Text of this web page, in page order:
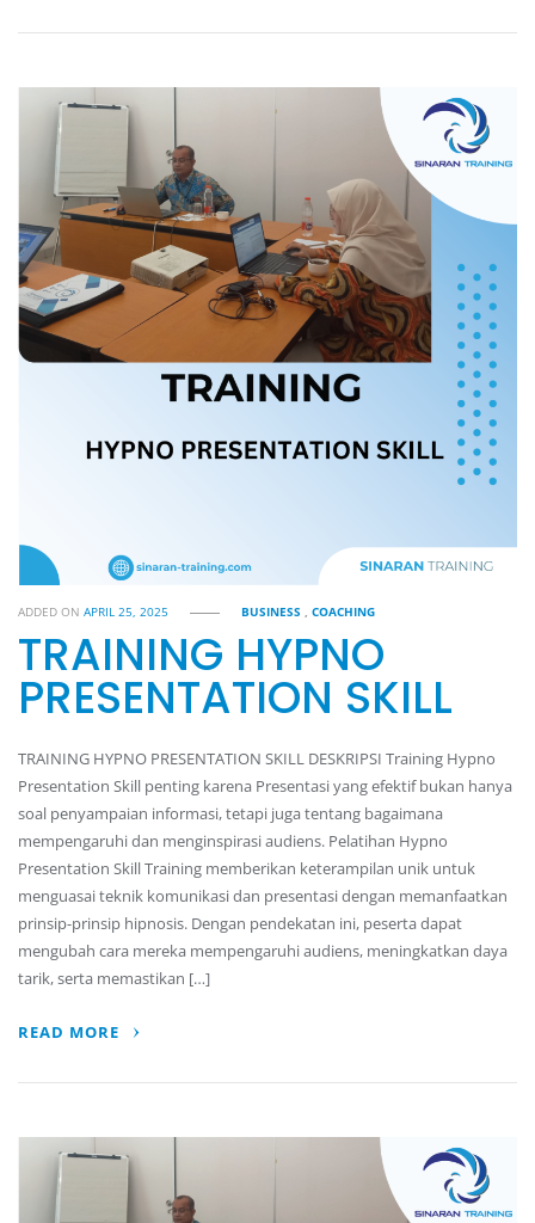
ADDED ONAPRIL 25, 2025 BUSINESS ,COACHING
TRAINING HYPNO
PRESENTATION SKILL
TRAINING HYPNO PRESENTATION SKILL DESKRIPSI Training Hypno
Presentation Skill penting karena Presentasi yang efektif bukan hanya
soal penyampaian informasi, tetapi juga tentang bagaimana
mempengaruhi dan menginspirasi audiens. Pelatihan Hypno
Presentation Skill Training memberikan keterampilan unik untuk
menguasai teknik komunikasi dan presentasi dengan memanfaatkan
prinsip-prinsip hipnosis. Dengan pendekatan ini, peserta dapat
mengubah cara mereka mempengaruhi audiens, meningkatkan daya
tarik, serta memastikan […]
READ MORE